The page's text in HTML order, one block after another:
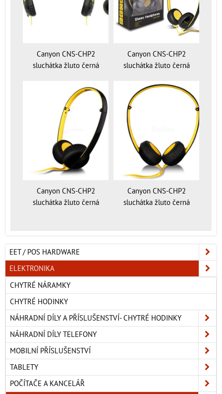
Canyon CNS-CHP2
sluchátka žluto černá
Canyon CNS-CHP2
sluchátka žluto černá
Canyon CNS-CHP2
sluchátka žluto černá
Canyon CNS-CHP2
sluchátka žluto černá
EET / POS HARDWARE
ELEKTRONIKA
CHYTRÉ NÁRAMKY
CHYTRÉ HODINKY
NÁHRADNÍ DÍLY A PŘÍSLUŠENSTVÍ- CHYTRÉ HODINKY
NÁHRADNÍ DÍLY TELEFONY
MOBILNÍ PŘÍSLUŠENSTVÍ
TABLETY
POČÍTAČE A KANCELÁŘ